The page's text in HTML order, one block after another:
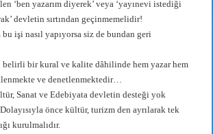
‘ben yazarım diyerek’ veya ‘yayınevi istediği
devletin sırtından geçinmemelidir!
işi nasıl yapıyorsa siz de bundan geri
belirli bir kural ve kalite dâhilinde hem yazar hem
ve denetlenmektedir…
Sanat ve Edebiyata devletin desteği yok
önce kültür, turizm den ayrılarak tek
kurulmalıdır.